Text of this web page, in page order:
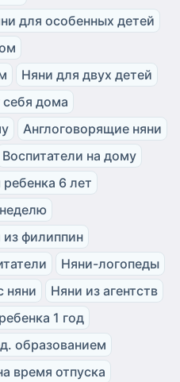
для особенных детей
Няни для двух детей
себя дома
Англоговорящие няни
Воспитатели на дому
6 лет
из филиппин
Няни-логопеды
няни
Няни из агентств
1 год
образованием
время отпуска